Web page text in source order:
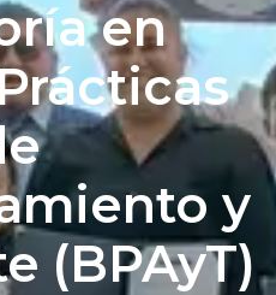
en
y
(BPAyT)